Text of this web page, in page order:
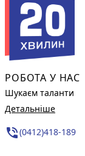
РОБОТА У НАС
Шукаєм таланти
Детальніше
phone_in_talk(0412)418-189